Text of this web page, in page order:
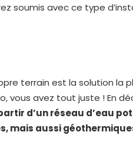
soumis avec ce type
terrain est la solution la
vous avez tout juste ! En
d’un réseau d’eau
mais aussi